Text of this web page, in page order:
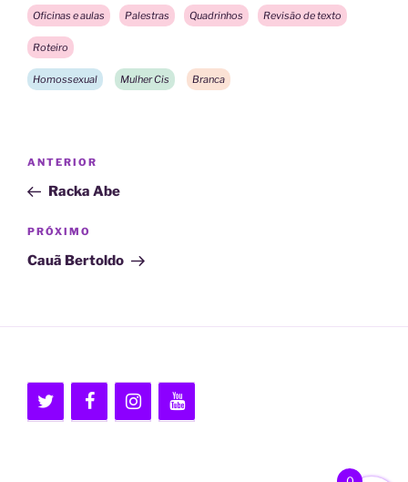
Oficinas e aulas Palestras Quadrinhos Revisão de texto
Roteiro
Homossexual Mulher Cis Branca
Navegação
Post
Post
anterior
ANTERIOR
Racka Abe
Próximo
post
PRÓXIMO
Cauã Bertoldo